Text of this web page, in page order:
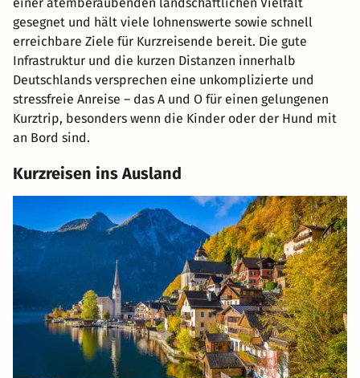
einer atemberaubenden landschaftlichen Vielfalt
gesegnet und hält viele lohnenswerte sowie schnell
erreichbare Ziele für Kurzreisende bereit. Die gute
Infrastruktur und die kurzen Distanzen innerhalb
Deutschlands versprechen eine unkomplizierte und
stressfreie Anreise – das A und O für einen gelungenen
Kurztrip, besonders wenn die Kinder oder der Hund mit
an Bord sind.
Kurzreisen ins Ausland